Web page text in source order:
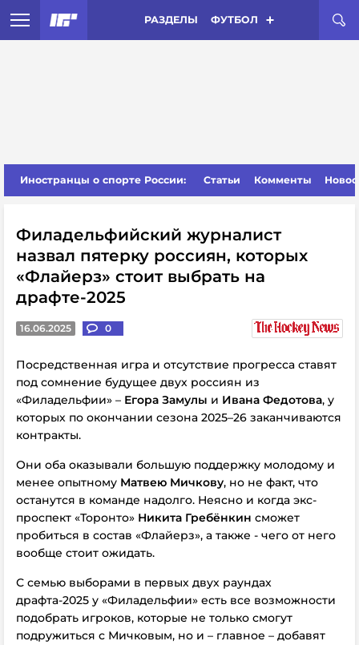
РАЗДЕЛЫ ФУТБОЛ
Иностранцы о спорте России: Статьи Комменты
Филадельфийский журналист
назвал пятерку россиян, которых
«Флайерз» стоит выбрать на
драфте-2025
16.06.2025 0
Посредственная игра и отсутствие прогресса ставят
под сомнение будущее двух россиян из
«Филадельфии» – Егора Замулы и Ивана Федотова, у
которых по окончании сезона 2025–26 заканчиваются
контракты.
Они оба оказывали большую поддержку молодому и
менее опытному Матвею Мичкову, но не факт, что
останутся в команде надолго. Неясно и когда экс-
проспект «Торонто» Никита Гребёнкин сможет
пробиться в состав «Флайерз», а также - чего от него
вообще стоит ожидать.
С семью выборами в первых двух раундах
драфта-2025 у «Филадельфии» есть все возможности
подобрать игроков, которые не только смогут
подружиться с Мичковым, но и – главное – добавят